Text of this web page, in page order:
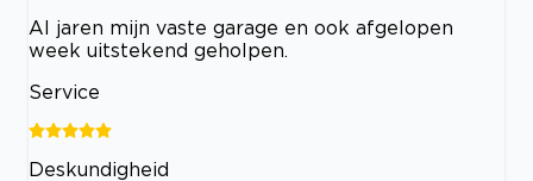
Al jaren mijn vaste garage en ook afgelopen
week uitstekend geholpen.
Service
Deskundigheid